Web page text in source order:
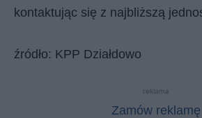
kontaktując się z najbliższą
źródło: KPP Działdowo
reklama
Zamów reklamę